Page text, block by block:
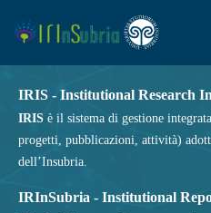
IRIS - Institutional Research
IRIS è il sistema di gestione
progetti, pubblicazioni, attività)
dell’Insubria.
IRInSubria - Institutional